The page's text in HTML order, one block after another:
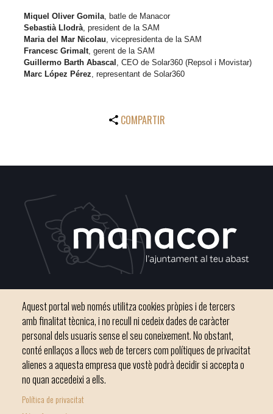
Miquel Oliver Gomila , batle de Manacor
Sebastià Llodrà , president de la SAM
Maria del Mar Nicolau , vicepresidenta de la SAM
Francesc Grimalt , gerent de la SAM
Guillermo Barth Abascal
, CEO de Solar360 (Repsol i Movistar)
Marc López Pérez , representant de Solar360
COMPARTIR
Footer
Inici Ajuntament El nostre municipi
Telèfon 971 84 91 00 - CIF: P0703300D
Aquest portal web només utilitza cookies pròpies i de tercers
amb finalitat tècnica, i no recull ni cedeix dades de caràcter
personal dels usuaris sense el seu coneixement. No obstant,
conté enllaços a llocs web de tercers com polítiques de privacitat
alienes a aquesta empresa que vostè podrà decidir si accepta o
no quan accedeixi a ells.
Política de privacitat